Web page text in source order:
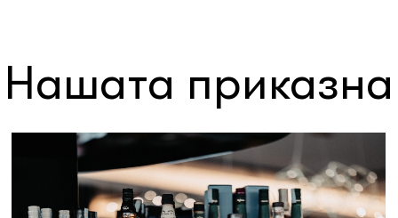
Нашата приказна